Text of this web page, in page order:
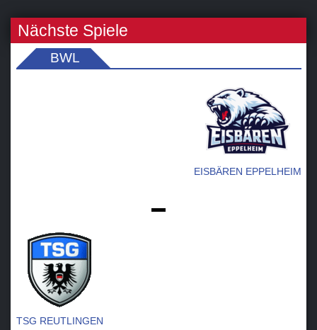
Nächste Spiele
BWL
EISBÄREN EPPELHEIM
-
TSG REUTLINGEN